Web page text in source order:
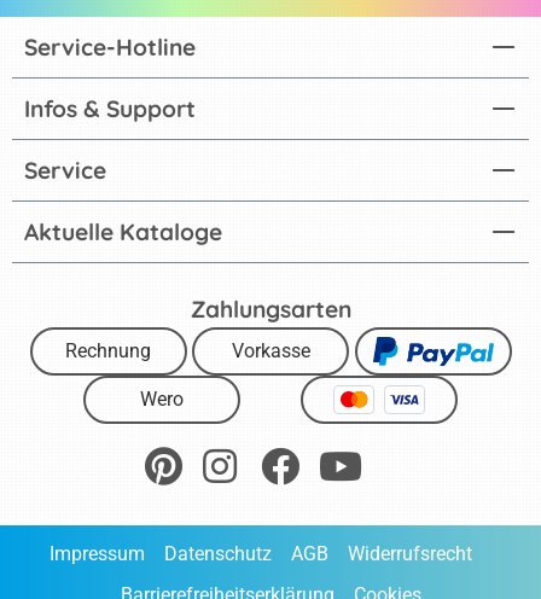
Aktuelle Kataloge
Service-Hotline
Infos & Support
Service
Zahlungsarten
Rechnung Vorkasse
Wero
Impressum Datenschutz AGB
Widerrufsrecht